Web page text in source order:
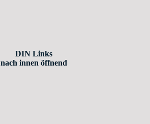
DIN Links
nach innen öffnend